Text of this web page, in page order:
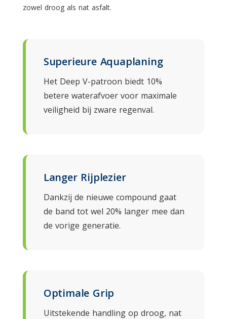
zowel droog als nat asfalt.
Superieure Aquaplaning
Het Deep V-patroon biedt 10%
betere waterafvoer voor maximale
veiligheid bij zware regenval.
Langer Rijplezier
Dankzij de nieuwe compound gaat
de band tot wel 20% langer mee dan
de vorige generatie.
Optimale Grip
Uitstekende handling op droog, nat